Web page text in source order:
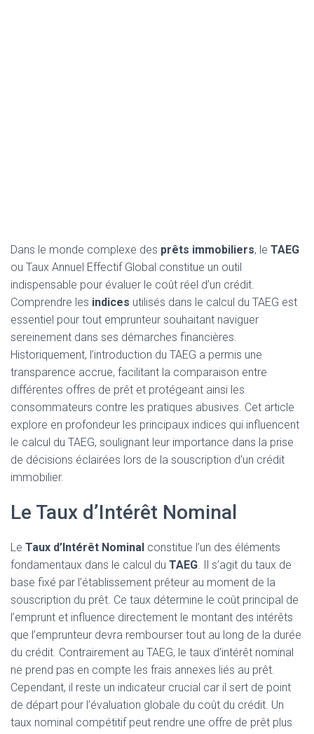
Dans le monde complexe des prêts immobiliers, le TAEG
ou Taux Annuel Effectif Global constitue un outil
indispensable pour évaluer le coût réel d’un crédit.
Comprendre les indices utilisés dans le calcul du TAEG est
essentiel pour tout emprunteur souhaitant naviguer
sereinement dans ses démarches financières.
Historiquement, l’introduction du TAEG a permis une
transparence accrue, facilitant la comparaison entre
différentes offres de prêt et protégeant ainsi les
consommateurs contre les pratiques abusives. Cet article
explore en profondeur les principaux indices qui influencent
le calcul du TAEG, soulignant leur importance dans la prise
de décisions éclairées lors de la souscription d’un crédit
immobilier.
Le Taux d’Intérêt Nominal
Le Taux d’Intérêt Nominal constitue l’un des éléments
fondamentaux dans le calcul du TAEG. Il s’agit du taux de
base fixé par l’établissement prêteur au moment de la
souscription du prêt. Ce taux détermine le coût principal de
l’emprunt et influence directement le montant des intérêts
que l’emprunteur devra rembourser tout au long de la durée
du crédit. Contrairement au TAEG, le taux d’intérêt nominal
ne prend pas en compte les frais annexes liés au prêt.
Cependant, il reste un indicateur crucial car il sert de point
de départ pour l’évaluation globale du coût du crédit. Un
taux nominal compétitif peut rendre une offre de prêt plus